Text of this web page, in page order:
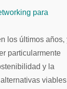
para
los últimos años,
particularmente
y la